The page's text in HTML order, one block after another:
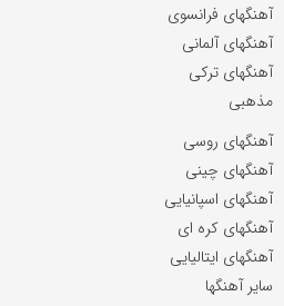
آهنگهای فرانسوی
آهنگهای آلمانی
آهنگهای ترکی
مذهبی
آهنگهای روسی
آهنگهای چینی
آهنگهای اسپانیایی
آهنگهای کره ای
آهنگهای ایتالیایی
سایر آهنگها